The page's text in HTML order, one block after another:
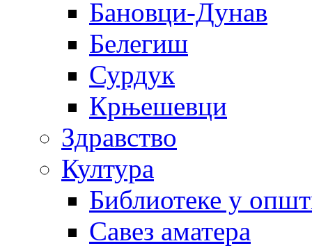
Бановци-Дунав
Белегиш
Сурдук
Крњешевци
Здравство
Култура
Библиотеке у
Савез аматера